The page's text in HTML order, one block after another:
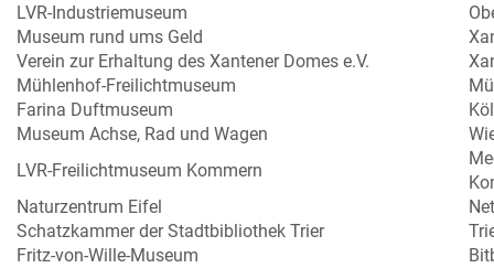
LVR-Industriemuseum
Museum rund ums Geld
Verein zur Erhaltung des Xantener Domes e.V.
Mühlenhof-Freilichtmuseum
Farina Duftmuseum
Museum Achse, Rad und Wagen
LVR-Freilichtmuseum Kommern
Naturzentrum Eifel
Schatzkammer der Stadtbibliothek Trier
Fritz-von-Wille-Museum